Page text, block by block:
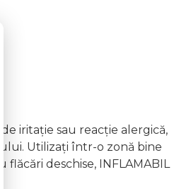
iritație sau reacție alergică,
Utilizați într-o zonă bine
deschise, INFLAMABIL